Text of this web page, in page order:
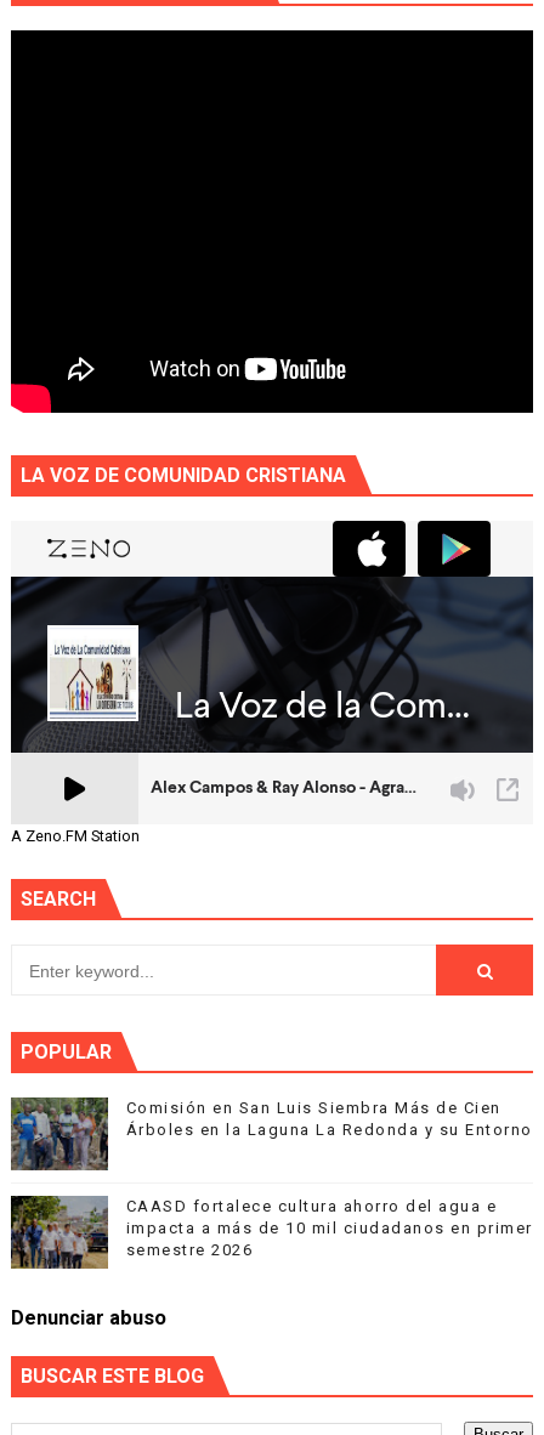
LA VOZ DE COMUNIDAD CRISTIANA
A Zeno.FM Station
SEARCH
POPULAR
Comisión en San Luis Siembra Más de Cien
Árboles en la Laguna La Redonda y su Entorno
CAASD fortalece cultura ahorro del agua e
impacta a más de 10 mil ciudadanos en primer
semestre 2026
Denunciar abuso
BUSCAR ESTE BLOG